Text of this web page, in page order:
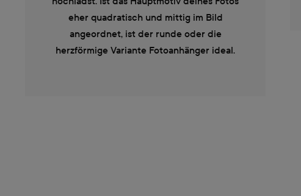
eher quadratisch und mittig im Bild
angeordnet, ist der runde oder die
herzförmige Variante Fotoanhänger ideal.